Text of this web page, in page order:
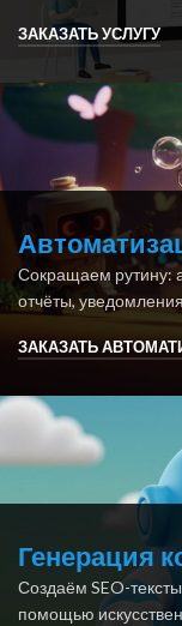
ЗАКАЗАТЬ УСЛУГУ
Сокращаем рутину:
отчёты,
ЗАКАЗАТЬ
Генерация
Создаём SEO-
помощью